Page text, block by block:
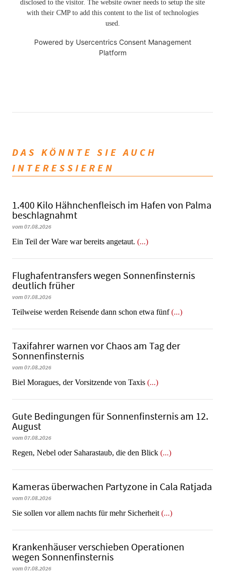
disclosed to the visitor. The website owner needs to setup the site
with their CMP to add this content to the list of technologies
used.
Powered by Usercentrics Consent Management
Platform
DAS KÖNNTE SIE AUCH
INTERESSIEREN
1.400 Kilo Hähnchenfleisch im Hafen von Palma
beschlagnahmt
vom 07.08.2026
​​​​​​​Ein Teil der Ware war bereits angetaut. (...)
Flughafentransfers wegen Sonnenfinsternis
deutlich früher
vom 07.08.2026
Teilweise werden Reisende dann schon etwa fünf(...)
Taxifahrer warnen vor Chaos am Tag der
Sonnenfinsternis
vom 07.08.2026
​​​​​​​Biel Moragues, der Vorsitzende von Taxis (...)
Gute Bedingungen für Sonnenfinsternis am 12.
August
vom 07.08.2026
Regen, Nebel oder Saharastaub, die den Blick (...)
Kameras überwachen Partyzone in Cala Ratjada
vom 07.08.2026
Sie sollen vor allem nachts für mehr Sicherheit (...)
Krankenhäuser verschieben Operationen
wegen Sonnenfinsternis
vom 07.08.2026